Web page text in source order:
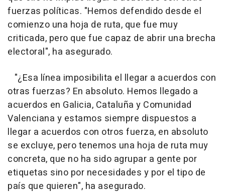
fuerzas políticas. "Hemos defendido desde el
comienzo una hoja de ruta, que fue muy
criticada, pero que fue capaz de abrir una brecha
electoral", ha asegurado.
"¿Esa línea imposibilita el llegar a acuerdos con
otras fuerzas? En absoluto. Hemos llegado a
acuerdos en Galicia, Cataluña y Comunidad
Valenciana y estamos siempre dispuestos a
llegar a acuerdos con otros fuerza, en absoluto
se excluye, pero tenemos una hoja de ruta muy
concreta, que no ha sido agrupar a gente por
etiquetas sino por necesidades y por el tipo de
país que quieren", ha asegurado.